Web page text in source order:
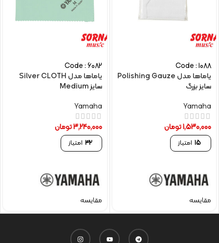
Code : 1088
یاماها مدل Polishing Gauze
سایز بزرگ
Yamaha
1,530,000تومان
15 امتیاز
مقایسه
Code : 6082
یاماها مدل Silver CLOTH
سایز Medium
Yamaha
3,240,000تومان
32 امتیاز
مقایسه